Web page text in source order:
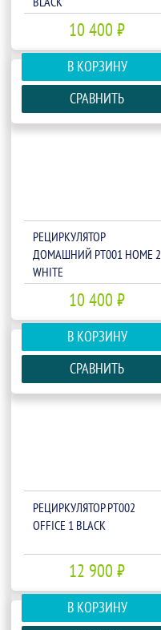
10 400 ₽
В КОРЗИНУ
СРАВНИТЬ
РЕЦИРКУЛЯТОР
ДОМАШНИЙ РТ001 HOME 2
WHITE
10 400 ₽
В КОРЗИНУ
СРАВНИТЬ
РЕЦИРКУЛЯТОР РТ002
OFFICE 1 BLACK
12 900 ₽
В КОРЗИНУ